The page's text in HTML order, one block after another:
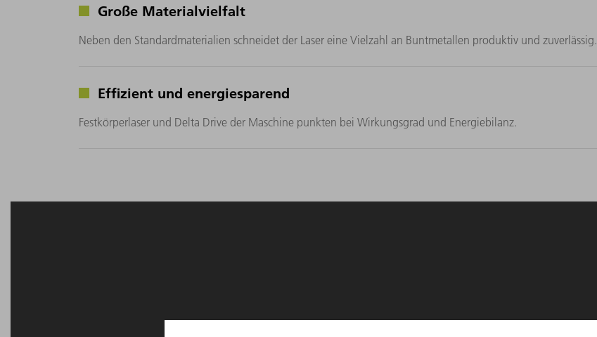
Große Materialvielfalt
Neben den Standardmaterialien schneidet der Laser eine Vielzahl an Buntmetallen produktiv und zuverlässig.
Effizient und energiesparend
Festkörperlaser und Delta Drive der Maschine punkten bei Wirkungsgrad und Energiebilanz.